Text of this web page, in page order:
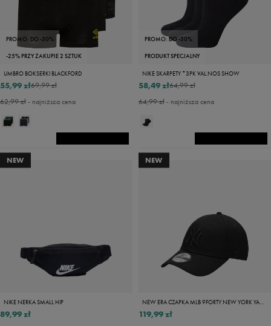
PROMO: DO -30%
-25% PRZY ZAKUPIE 2 SZTUK
UMBRO BOKSERKI BLACKFORD
69,99 zł
55,99 zł
62,99 zł- najniższa cena
PROMO: DO -30%
PRODUKT SPECJALNY
NIKE SKARPETY *3PK VAL.NOS SHOW
64,99 zł
58,49 zł
64,99 zł- najniższa cena
NEW
NIKE NERKA SMALL HIP
89,99 zł
NEW
NEW ERA CZAPKA MLB 9FORTY NEW YORK YANKEES NY YANKEES BLK/BL
119,99 zł